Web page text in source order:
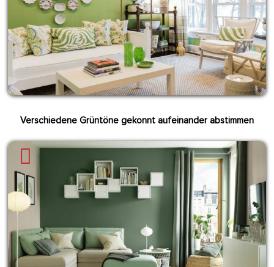
Verschiedene Grüntöne gekonnt aufeinander abstimmen